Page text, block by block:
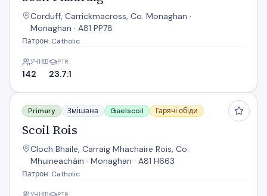
Corduff, Carrickmacross, Co. Monaghan ·
Monaghan · A81 PP78
Патрон: Catholic
УЧНІВ
142
PTR
23.7:1
Scoil Rois
Primary Змішана Gaelscoil Гарячі обіди
Scoil Rois
Cloch Bhaile, Carraig Mhachaire Rois, Co.
Mhuineacháin · Monaghan · A81 H663
Патрон: Catholic